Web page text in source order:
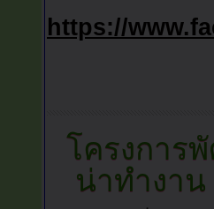
https://
โครงการ
น่าทำงา